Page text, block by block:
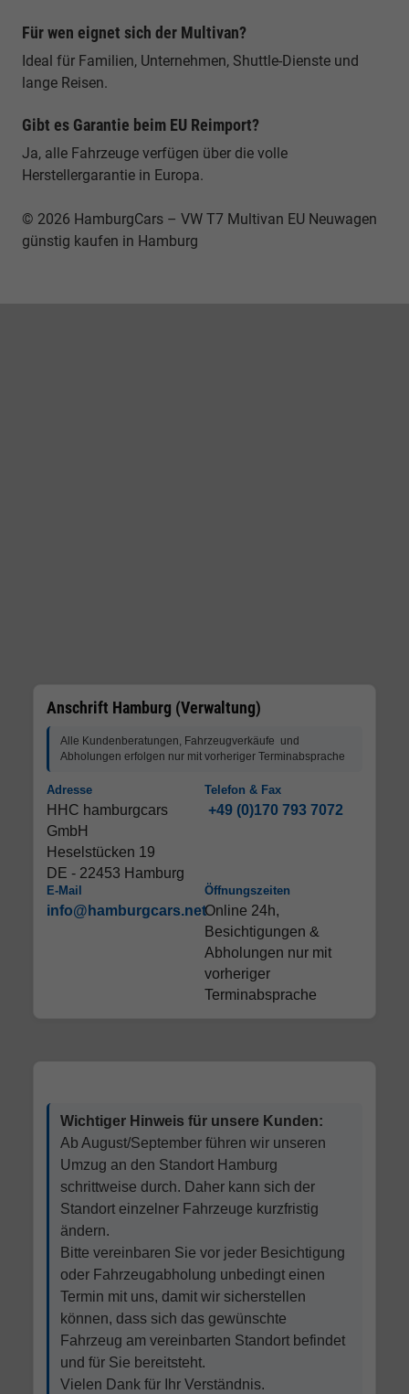
Für wen eignet sich der Multivan?
Ideal für Familien, Unternehmen, Shuttle-Dienste und
lange Reisen.
Gibt es Garantie beim EU Reimport?
Ja, alle Fahrzeuge verfügen über die volle
Herstellergarantie in Europa.
© 2026 HamburgCars – VW T7 Multivan EU Neuwagen
günstig kaufen in Hamburg
Anschrift Hamburg (Verwaltung)
Alle Kundenberatungen, Fahrzeugverkäufe und
Abholungen erfolgen nur mit vorheriger Terminabsprache
Adresse
HHC hamburgcars
GmbH
Heselstücken 19
DE - 22453 Hamburg
Telefon & Fax
+49 (0)170 793 7072
E-Mail
info@hamburgcars.net
Öffnungszeiten
Online 24h,
Besichtigungen &
Abholungen nur mit
vorheriger
Terminabsprache
Wichtiger Hinweis für unsere Kunden:
Ab August/September führen wir unseren
Umzug an den Standort Hamburg
schrittweise durch. Daher kann sich der
Standort einzelner Fahrzeuge kurzfristig
ändern.
Bitte vereinbaren Sie vor jeder Besichtigung
oder Fahrzeugabholung unbedingt einen
Termin mit uns, damit wir sicherstellen
können, dass sich das gewünschte
Fahrzeug am vereinbarten Standort befindet
und für Sie bereitsteht.
Vielen Dank für Ihr Verständnis.